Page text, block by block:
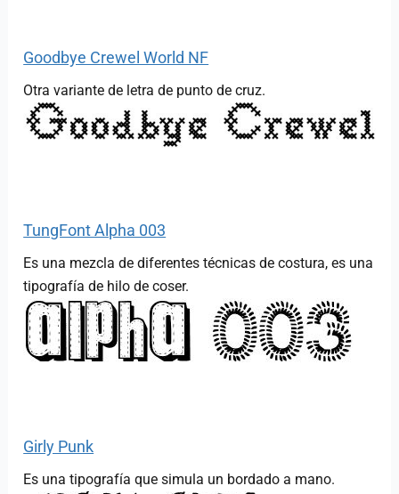
Goodbye Crewel World NF
Otra variante de letra de punto de cruz.
TungFont Alpha 003
Es una mezcla de diferentes técnicas de costura, es una
tipografía de hilo de coser.
Girly Punk
Es una tipografía que simula un bordado a mano.